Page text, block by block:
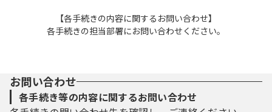
【各手続きの内容に関するお問い合わせ】
各手続きの担当部署にお問い合わせください。
お問い合わせ
各手続き等の内容に関するお問い合わせ